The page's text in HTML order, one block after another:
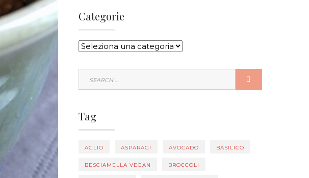
Categorie
CATEGORIE
Tag
AGLIO ASPARAGI AVOCADO BASILICO
BESCIAMELLA VEGAN BROCCOLI